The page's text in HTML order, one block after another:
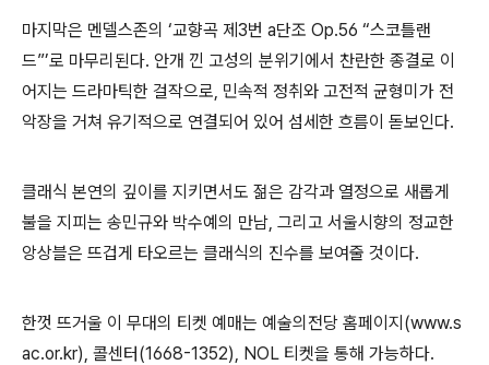
마지막은 멘델스존의 ‘교향곡 제 3번 a단조 Op.56 “스코틀랜
드”’로 마무리된다. 안개 낀 고성의 분위기에서 찬란한 종결로 이
어지는 드라마틱한 걸작으로, 민속적 정취와 고전적 균형미가 전
악장을 거쳐 유기적으로 연결되어 있어 섬세한 흐름이 돋보인다.
클래식 본연의 깊이를 지키면서도 젊은 감각과 열정으로 새롭게
불을 지피는 송민규와 박수예의 만남, 그리고 서울시향의 정교한
앙상블은 뜨겁게 타오르는 클래식의 진수를 보여줄 것이다.
한껏 뜨거울 이 무대의 티켓 예매는 예술의전당 홈페이지 (www.s
ac.or.kr), 콜센터(1668-1352), NOL 티켓을 통해 가능하다.